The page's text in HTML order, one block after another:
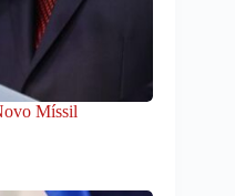
Míssil